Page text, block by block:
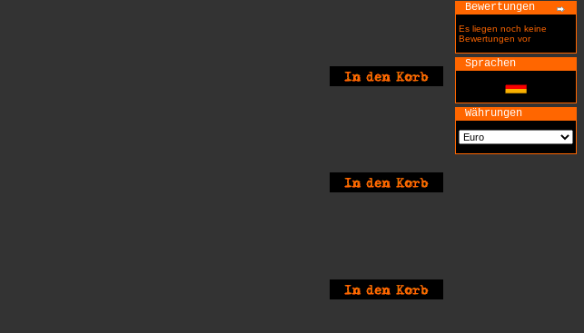
Bewertungen
Es liegen noch keine
Bewertungen vor
Sprachen
Währungen